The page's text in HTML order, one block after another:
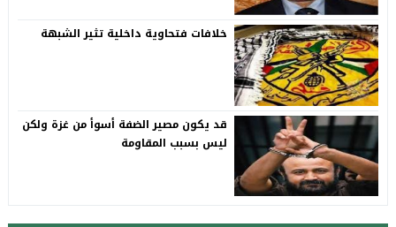
خلافات فتحاوية داخلية تثير الشبهة
قد يكون مصير الضفة أسوأ من غزة ولكن
ليس بسبب المقاومة